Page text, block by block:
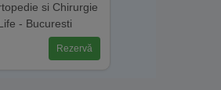
si Chirurgie
- Bucuresti
Rezervă